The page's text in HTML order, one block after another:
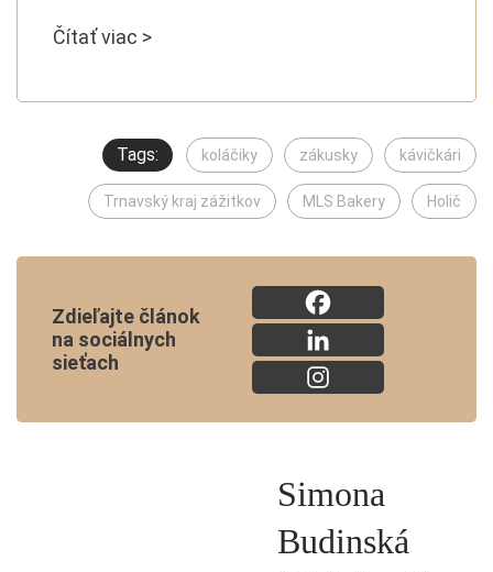
Čítať viac >
Tags: koláčiky zákusky kávičkári
Trnavský kraj zážitkov MLS Bakery Holič
Zdieľajte článok
na sociálnych
sieťach
Simona
Budinská